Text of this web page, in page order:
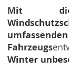
Mit
Fahrzeugs
Winter